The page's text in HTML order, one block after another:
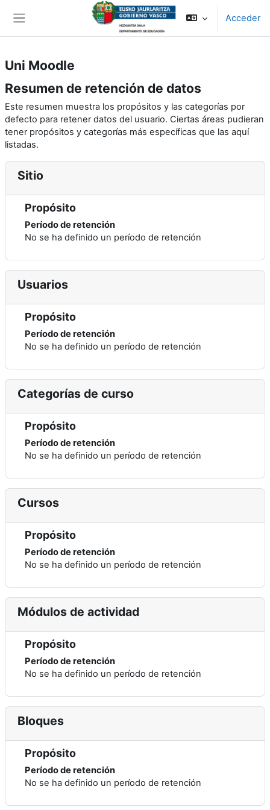
Salta al contenido principal
Acceder
Uni Moodle
Resumen de retención de datos
Este resumen muestra los propósitos y las categorías por
defecto para retener datos del usuario. Ciertas áreas pudieran
tener propósitos y categorías más específicas que las aquí
listadas.
Sitio
Propósito
Período de retención
No se ha definido un período de retención
Usuarios
Propósito
Período de retención
No se ha definido un período de retención
Categorías de curso
Propósito
Período de retención
No se ha definido un período de retención
Cursos
Propósito
Período de retención
No se ha definido un período de retención
Módulos de actividad
Propósito
Período de retención
No se ha definido un período de retención
Bloques
Propósito
Período de retención
No se ha definido un período de retención